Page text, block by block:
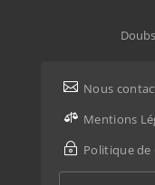
 Nous
 Mentions
~ Politique